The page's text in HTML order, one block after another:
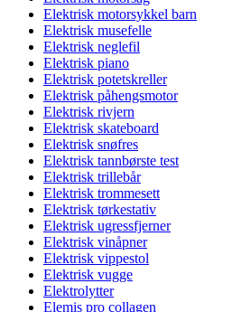
Elektrisk motorsykkel barn
Elektrisk musefelle
Elektrisk neglefil
Elektrisk piano
Elektrisk potetskreller
Elektrisk påhengsmotor
Elektrisk rivjern
Elektrisk skateboard
Elektrisk snøfres
Elektrisk tannbørste test
Elektrisk trillebår
Elektrisk trommesett
Elektrisk tørkestativ
Elektrisk ugressfjerner
Elektrisk vinåpner
Elektrisk vippestol
Elektrisk vugge
Elektrolytter
Elemis pro collagen